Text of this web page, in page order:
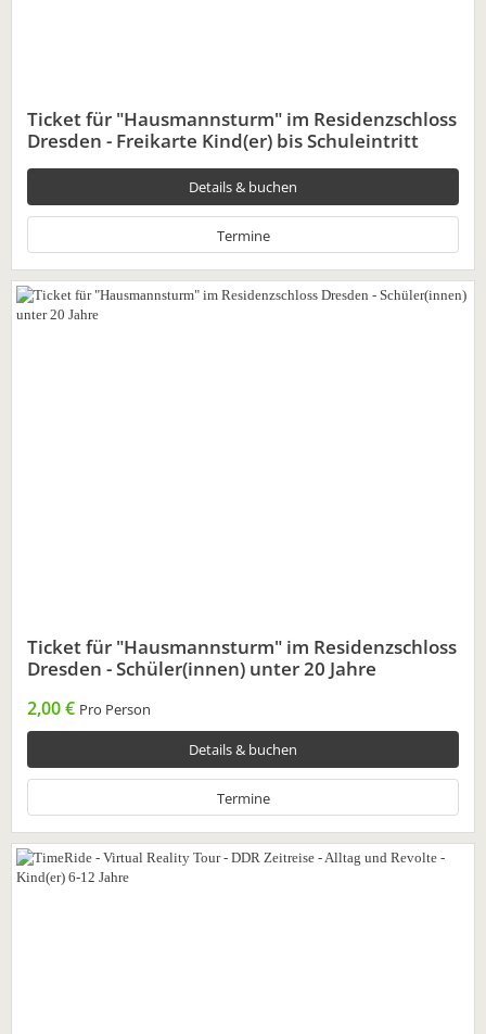
Ticket für "Hausmannsturm" im Residenzschloss
Dresden - Freikarte Kind(er) bis Schuleintritt
Details & buchen
Termine
Ticket für "Hausmannsturm" im Residenzschloss
Dresden - Schüler(innen) unter 20 Jahre
2,00 € Pro Person
Details & buchen
Termine